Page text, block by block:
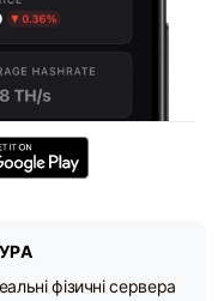
фізичні сервера